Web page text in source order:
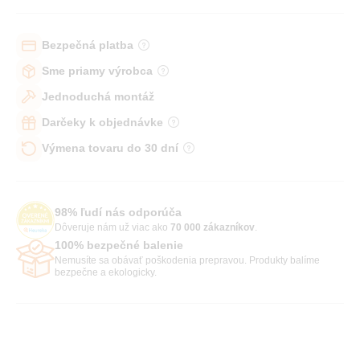
Bezpečná platba
Sme priamy výrobca
Jednoduchá montáž
Darčeky k objednávke
Výmena tovaru do 30 dní
98% ľudí nás odporúča
Dôveruje nám už viac ako 70 000 zákazníkov
100% bezpečné balenie
Nemusíte sa obávať poškodenia prepravou. Produkty balíme
bezpečne a ekologicky.